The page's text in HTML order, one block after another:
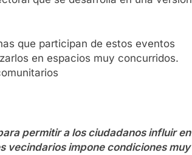
que participan de estos eventos
en espacios muy concurridos.
permitir a los ciudadanos influir en
vecindarios impone condiciones muy